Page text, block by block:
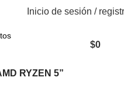
Inicio de sesión /
$0
RYZEN 5”